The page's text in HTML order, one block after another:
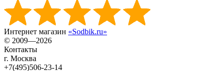
Интернет магазин «Sodbik.ru»
© 2009—2026
Контакты
г. Москва
+7(495)506-23-14